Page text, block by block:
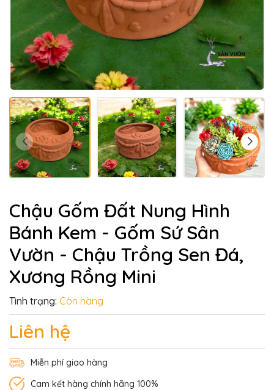
Chậu Gốm Đất Nung Hình
Bánh Kem - Gốm Sứ Sân
Vườn - Chậu Trồng Sen Đá,
Xương Rồng Mini
Tình trạng: Còn hàng
Liên hệ
Miễn phí giao hàng
Cam kết hàng chính hãng 100%